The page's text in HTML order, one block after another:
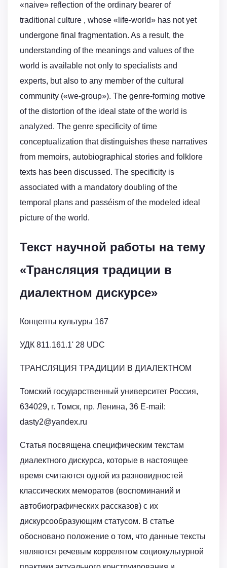
«naive» reflection of the ordinary bearer of
traditional culture , whose «life-world» has not yet
undergone final fragmentation. As a result, the
understanding of the meanings and values of the
world is available not only to specialists and
experts, but also to any member of the cultural
community («we-group»). The genre-forming motive
of the distortion of the ideal state of the world is
analyzed. The genre specificity of time
conceptualization that distinguishes these narratives
from memoirs, autobiographical stories and folklore
texts has been discussed. The specificity is
associated with a mandatory doubling of the
temporal plans and passéism of the modeled ideal
picture of the world.
Текст научной работы на тему
«Трансляция традиции в
диалектном дискурсе»
Концепты культуры 167
УДК 811.161.1' 28 UDC
ТРАНСЛЯЦИЯ ТРАДИЦИИ В ДИАЛЕКТНОМ
Томский государственный университет Россия,
634029, г. Томск, пр. Ленина, 36 E-mail:
dasty2@yandex.ru
Статья посвящена специфическим текстам
диалектного дискурса, которые в настоящее
время считаются одной из разновидностей
классических меморатов (воспоминаний и
автобиографических рассказов) с их
дискурсообразующим статусом. В статье
обосновано положение о том, что данные тексты
являются речевым коррелятом социокультурной